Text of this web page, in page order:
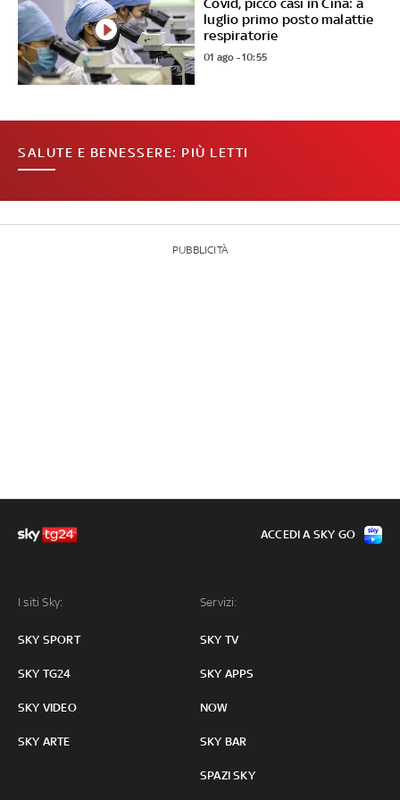
Covid, picco casi in Cina: a
luglio primo posto malattie
respiratorie
01 ago - 10:55
SALUTE E BENESSERE: PIÙ LETTI
PUBBLICITÀ
I siti Sky:
SKY SPORT
SKY TG24
SKY VIDEO
SKY ARTE
Servizi:
SKY TV
SKY APPS
NOW
SKY BAR
SPAZI SKY
ACCEDI A SKY GO